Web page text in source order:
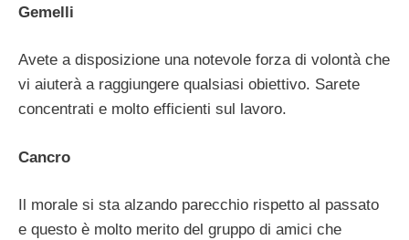
Gemelli
Avete a disposizione una notevole forza di volontà che
vi aiuterà a raggiungere qualsiasi obiettivo. Sarete
concentrati e molto efficienti sul lavoro.
Cancro
Il morale si sta alzando parecchio rispetto al passato
e questo è molto merito del gruppo di amici che